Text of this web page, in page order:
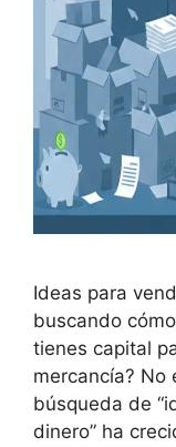
Ideas para
buscando
tienes capital
mercancía? No
búsqueda de
dinero” ha